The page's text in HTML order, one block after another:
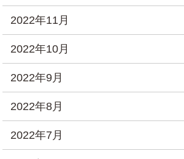
2022年11月
2022年10月
2022年9月
2022年8月
2022年7月